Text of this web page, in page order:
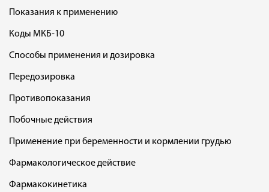
Показания к применению
Коды МКБ-10
Способы применения и дозировка
Передозировка
Противопоказания
Побочные действия
Применение при беременности и кормлении грудью
Фармакологическое действие
Фармакокинетика